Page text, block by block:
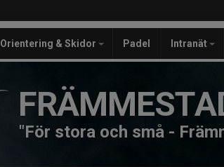
Orientering & Skidor Padel Intranät
"För stora och små -